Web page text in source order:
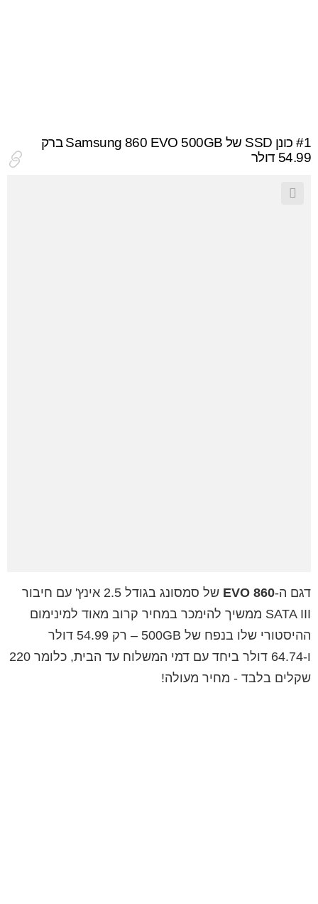
#1
כונן SSD של Samsung 860 EVO 500GB ברק
54.99 דולר
דגם ה-860 EVO
של סמסונג בגודל 2.5 אינץ' עם חיבור
SATA III ממשיך להימכר במחיר קרוב מאוד למינימום
ההיסטורי שלו בנפח של 500GB – רק 54.99 דולר
ו-64.74 דולר ביחד עם דמי המשלוח עד הבית, כלומר 220
שקלים בלבד - מחיר מעולה!